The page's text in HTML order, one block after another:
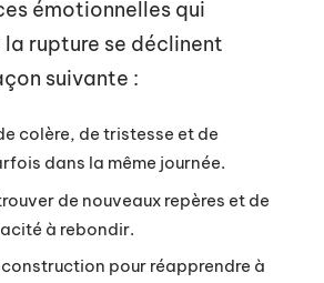
émotionnelles qui
rupture se déclinent
suivante :
colère, de tristesse et de
dans la même journée.
de nouveaux repères et de
à rebondir.
pour réapprendre à